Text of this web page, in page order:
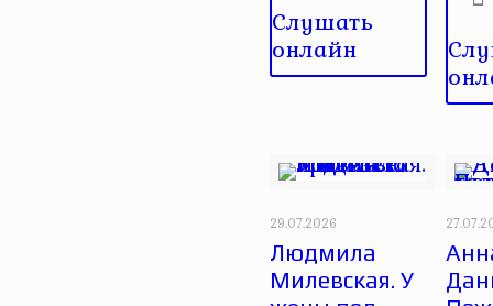
Слушать
онлайн
29.07.2026
Людмила
Милевская. У